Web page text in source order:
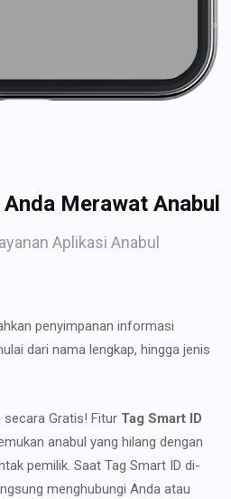
Merawat Anabul
Aplikasi Anabul
penyimpanan informasi
dari nama lengkap, hingga jenis
Gratis! Fitur Tag Smart ID
anabul yang hilang dengan
pemilik. Saat Tag Smart ID di-
menghubungi Anda atau